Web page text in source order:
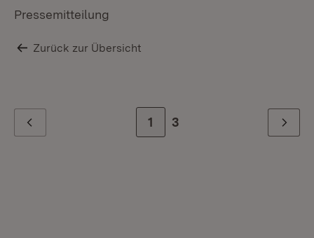
Pressemitteilung
Zurück zur Übersicht
Zur Seite
1 Zur letzten Seite
3 Weiter